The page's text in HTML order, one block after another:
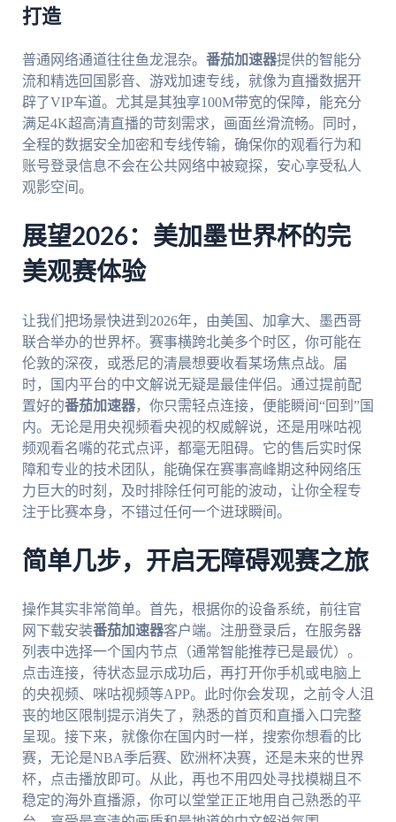
打造
普通网络通道往往鱼龙混杂。 番茄加速器提供的智能分
流和精选回国影音、游戏加速专线，就像为直播数据开
辟了VIP车道。尤其是其独享100M带宽的保障，能充分
满足4K超高清直播的苛刻需求，画面丝滑流畅。同时，
全程的数据安全加密和专线传输，确保你的观看行为和
账号登录信息不会在公共网络中被窥探，安心享受私人
观影空间。
展望2026：美加墨世界杯的完
美观赛体验
让我们把场景快进到2026年，由美国、加拿大、墨西哥
联合举办的世界杯。赛事横跨北美多个时区，你可能在
伦敦的深夜，或悉尼的清晨想要收看某场焦点战。届
时，国内平台的中文解说无疑是最佳伴侣。通过提前配
置好的番茄加速器，你只需轻点连接，便能瞬间“回到”国
内。无论是用央视频看央视的权威解说，还是用咪咕视
频观看名嘴的花式点评，都毫无阻碍。它的售后实时保
障和专业的技术团队，能确保在赛事高峰期这种网络压
力巨大的时刻，及时排除任何可能的波动，让你全程专
注于比赛本身，不错过任何一个进球瞬间。
简单几步，开启无障碍观赛之旅
操作其实非常简单。首先，根据你的设备系统，前往官
网下载安装番茄加速器客户端。注册登录后，在服务器
列表中选择一个国内节点（通常智能推荐已是最优）。
点击连接，待状态显示成功后，再打开你手机或电脑上
的央视频、咪咕视频等APP。此时你会发现，之前令人沮
丧的地区限制提示消失了，熟悉的首页和直播入口完整
呈现。接下来，就像你在国内时一样，搜索你想看的比
赛，无论是NBA季后赛、欧洲杯决赛，还是未来的世界
杯，点击播放即可。从此，再也不用四处寻找模糊且不
稳定的海外直播源，你可以堂堂正正地用自己熟悉的平